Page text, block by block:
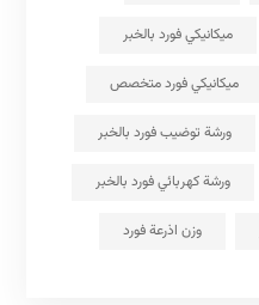
ميكانيكي فورد بالخبر
ميكانيكي فورد متخصص
ورشة توضيب فورد بالخبر
ورشة كهربائي فورد بالخبر
وزن اذرعة فورد